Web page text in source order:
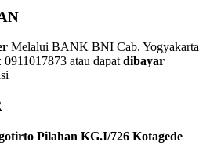
Melalui BANK BNI Cab. Yogyakarta
atau dapatdibayar
Pilahan KG.I/726 Kotagede